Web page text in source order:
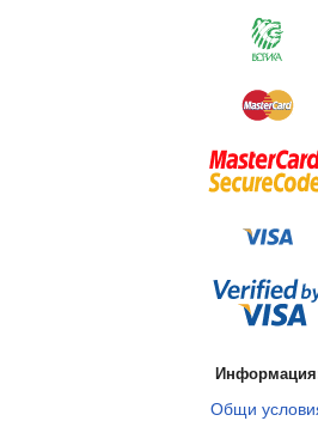
Общи